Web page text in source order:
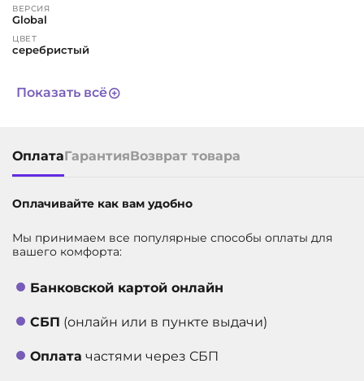
ВЕРСИЯ
Global
ЦВЕТ
серебристый
РАСКЛАДКА КЛАВИАТУРЫ
СРОК СЛУЖБЫ
14.2
ОПЕРАТИВНАЯ ПАМЯТЬ
12339
Показать всё
ОплатаГарантияВозврат товара
Оплачивайте как вам удобно
Мы принимаем все популярные способы оплаты для
вашего комфорта:
Банковской картой онлайн
СБП (онлайн или в пункте выдачи)
Оплата частями через СБП